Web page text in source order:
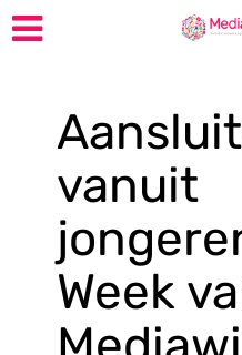
vanuit
Week